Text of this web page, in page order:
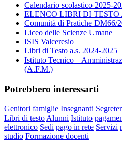
Calendario scolastico 2025-
ELENCO LIBRI DI TESTO
Comunità di Pratiche DM66/
Liceo delle Scienze Umane
ISIS Valceresio
Libri di Testo a.s. 2024-2025
Istituto Tecnico –
(A.F.M.)
Potrebbero interessarti
Genitori famiglie Insegnanti
Libri di testo Alunni Istituto
elettronico Sedi pago in rete Servizi
studio Formazione docenti